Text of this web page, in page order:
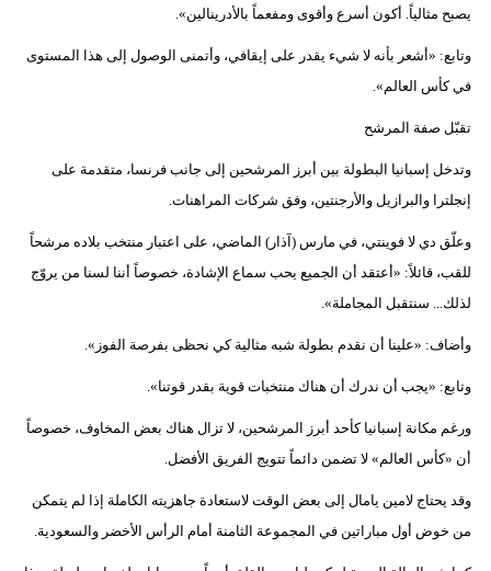
يصبح مثالياً. أكون أسرع وأقوى ومفعماً بالأدرينالين».
وتابع: «أشعر بأنه لا شيء يقدر على إيقافي، وأتمنى الوصول إلى هذا المستوى
في كأس العالم».
تقبّل صفة المرشح
وتدخل إسبانيا البطولة بين أبرز المرشحين إلى جانب فرنسا، متقدمة على
إنجلترا والبرازيل والأرجنتين، وفق شركات المراهنات.
وعلّق دي لا فوينتي، في مارس (آذار) الماضي، على اعتبار منتخب بلاده مرشحاً
للقب، قائلاً: «أعتقد أن الجميع يحب سماع الإشادة، خصوصاً أننا لسنا من يروّج
لذلك... سنتقبل المجاملة».
وأضاف: «علينا أن نقدم بطولة شبه مثالية كي نحظى بفرصة الفوز».
وتابع: «يجب أن ندرك أن هناك منتخبات قوية بقدر قوتنا».
ورغم مكانة إسبانيا كأحد أبرز المرشحين، لا تزال هناك بعض المخاوف، خصوصاً
أن «كأس العالم» لا تضمن دائماً تتويج الفريق الأفضل.
وقد يحتاج لامين يامال إلى بعض الوقت لاستعادة جاهزيته الكاملة إذا لم يتمكن
من خوض أول مباراتين في المجموعة الثامنة أمام الرأس الأخضر والسعودية.